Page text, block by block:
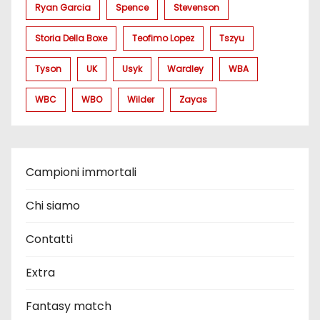
Ryan Garcia Spence Stevenson
Storia Della Boxe Teofimo Lopez Tszyu
Tyson UK Usyk Wardley WBA
WBC WBO Wilder Zayas
Campioni immortali
Chi siamo
Contatti
Extra
Fantasy match